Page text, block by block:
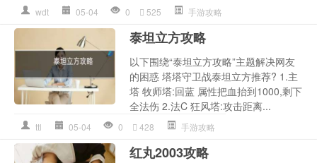
wdt 05-04 0 525 手游攻略
泰坦立方攻略
以下围绕“泰坦立方攻略”主题解决网友
的困惑 塔塔守卫战泰坦立方推荐? 1.主
塔 牧师塔:回蓝 属性把血抬到1000,剩下
全法伤 2.法C 狂风塔:攻击距离...
ttl 05-04 0 428 手游攻略
红丸2003攻略